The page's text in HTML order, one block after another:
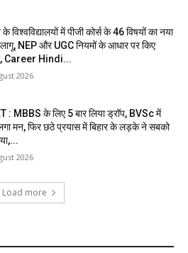
के विश्वविद्यालयों में पीजी कोर्स के 46 विषयों का नया
लागू, NEP और UGC नियमों के आधार पर किए
Career Hindi...
2026
: MBBS के लिए 5 बार लिया ड्रॉप, BVSc में
मन, फिर छठे प्रयास में बिहार के लड़के ने सबको
2026
Load more